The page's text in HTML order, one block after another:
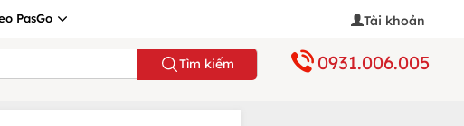
PasGo Tài khoản
Tìm kiếm 0931.006.005